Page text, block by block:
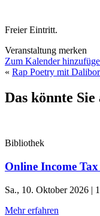
Freier Eintritt.
Veranstaltung merken
Zum Kalender
« Rap Poetry mit
Das könnte
Bibliothek
Online Income
Sa., 10. Oktober 2026 |
Mehr erfahren